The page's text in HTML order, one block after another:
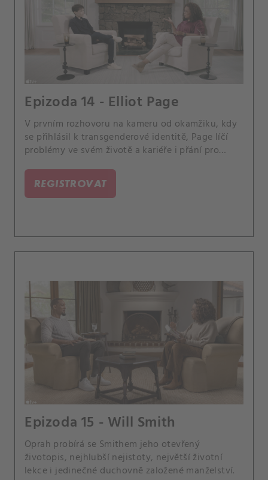
Epizoda 14 - Elliot Page
V prvním rozhovoru na kameru od okamžiku, kdy
se přihlásil k transgenderové identitě, Page líčí
problémy ve svém životě a kariéře i přání pro
REGISTROVAT
Epizoda 15 - Will Smith
Oprah probírá se Smithem jeho otevřený
životopis, nejhlubší nejistoty, největší životní
lekce i jedinečné duchovně založené manželství.